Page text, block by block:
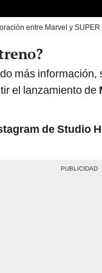
entre Marvel y
más
el lanzamiento de
de Studio